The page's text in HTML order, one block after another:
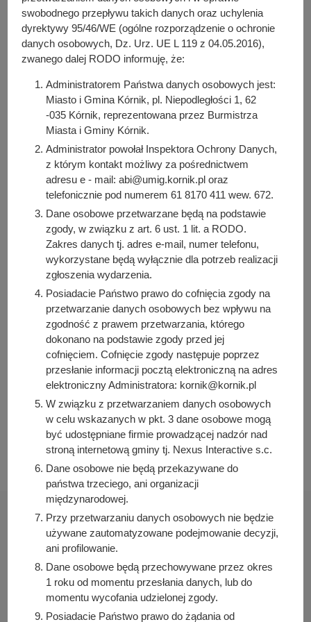
Kórnik, gmina Kórnik -
15.12.2025
Do pobrania
Liczba pobrań: 18
ZIP
Projekt rysunku MPZP (3.8 MB)
Liczba pobrań: 48
PDF- Projekt Uchwały MPZP (392.38 KB)
Liczba pobrań: 36
Osoba odpowiedzialna za treść:
Magdalena Dziubałka
Osoba odpowiedzialna za publikację:
Bartosz Przybylski
Data wytworzenia:
2025-12-15 08:49:29
Data publikacji:
2025-12-15 08:54:06
Data ostatniej modyfikacji:
2025-12-15 08:54:06
Urząd Miasta i Gminy Kórnik
pl. Niepodległości 1
62-035 Kórnik
swobodnego przepływu takich danych oraz uchylenia
dyrektywy 95/46/WE (ogólne rozporządzenie o ochronie
danych osobowych, Dz. Urz. UE L 119 z 04.05.2016),
zwanego dalej RODO informuję, że:
Administratorem Państwa danych osobowych jest:
Miasto i Gmina Kórnik, pl. Niepodległości 1, 62
-035 Kórnik, reprezentowana przez Burmistrza
Miasta i Gminy Kórnik.
Administrator powołał Inspektora Ochrony Danych,
z którym kontakt możliwy za pośrednictwem
adresu e - mail: abi@umig.kornik.pl oraz
telefonicznie pod numerem 61 8170 411 wew. 672.
Dane osobowe przetwarzane będą na podstawie
zgody, w związku z art. 6 ust. 1 lit. a RODO.
Zakres danych tj. adres e-mail, numer telefonu,
wykorzystane będą wyłącznie dla potrzeb realizacji
zgłoszenia wydarzenia.
Posiadacie Państwo prawo do cofnięcia zgody na
przetwarzanie danych osobowych bez wpływu na
zgodność z prawem przetwarzania, którego
dokonano na podstawie zgody przed jej
cofnięciem. Cofnięcie zgody następuje poprzez
przesłanie informacji pocztą elektroniczną na adres
elektroniczny Administratora: kornik@kornik.pl
W związku z przetwarzaniem danych osobowych
w celu wskazanych w pkt. 3 dane osobowe mogą
być udostępniane firmie prowadzącej nadzór nad
stroną internetową gminy tj. Nexus Interactive s.c.
Dane osobowe nie będą przekazywane do
państwa trzeciego, ani organizacji
międzynarodowej.
Przy przetwarzaniu danych osobowych nie będzie
używane zautomatyzowane podejmowanie decyzji,
ani profilowanie.
Dane osobowe będą przechowywane przez okres
1 roku od momentu przesłania danych, lub do
momentu wycofania udzielonej zgody.
Posiadacie Państwo prawo do żądania od